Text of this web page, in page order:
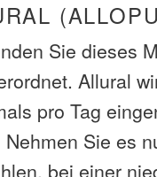
Sie dieses
Allural
pro Tag
Nehmen Sie es
bei einer